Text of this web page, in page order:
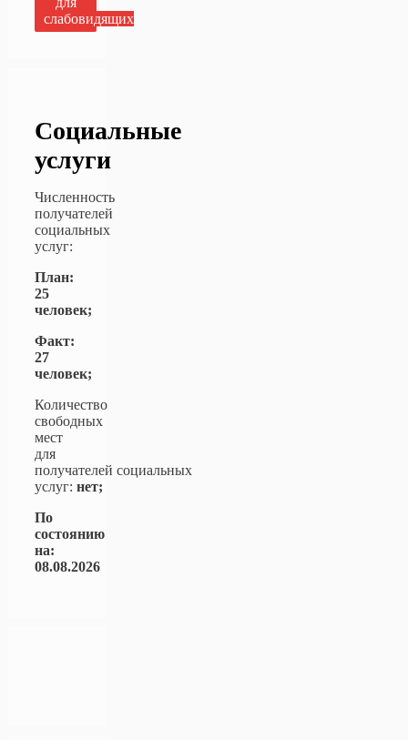
слабовидящих
Социальные
услуги
Численность
получателей
социальных
услуг:
План:
25
человек;
Факт:
27
человек;
Количество
свободных
мест
для
получателей социальных
услуг: нет;
По
состоянию
на:
08.08.2026